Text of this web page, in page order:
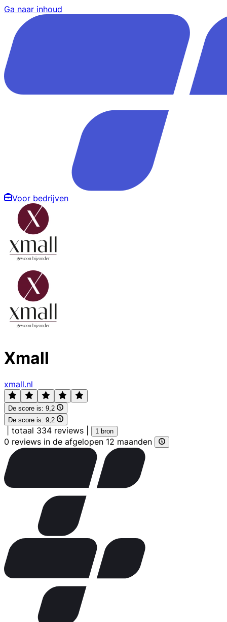
Ga naar inhoud
Voor bedrijven
Xmall
xmall.nl
De score is: 9,2
De score is: 9,2
totaal 334 reviews 1 bron
0 reviews in de afgelopen 12 maanden